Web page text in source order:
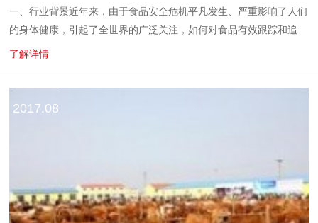
一、行业背景近年来，由于食品安全危机平凡发生、严重影响了人们
的身体健康，引起了全世界的广泛关注，如何对食品有效跟踪和追
溯，已成为一个极为迫切的全球性课题。为了确保人民群众的食品安
了解详情
2017.08